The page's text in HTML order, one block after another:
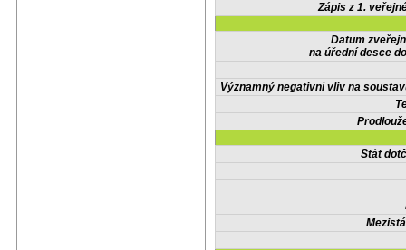
Zápis z 1.
Datum
na úřední desce
Významný negativní vliv na
Stát